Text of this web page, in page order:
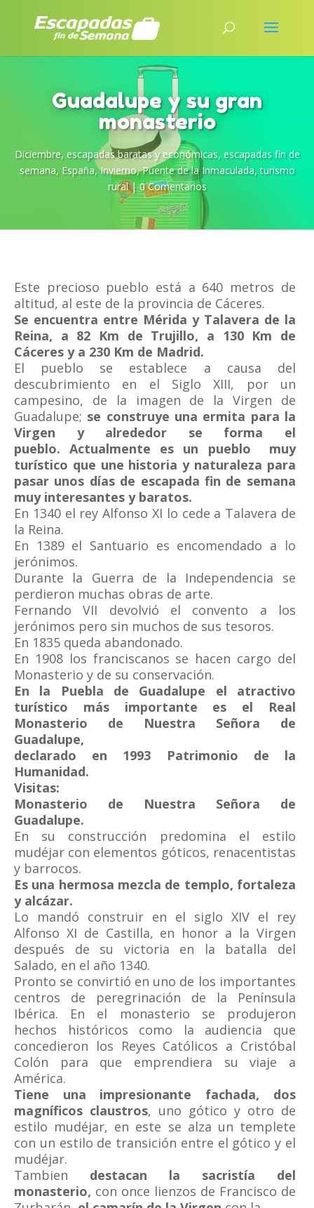
Guadalupe y su gran
monasterio
Diciembre, escapadas baratas y económicas, escapadas fin de
semana, España,Invierno,Puente de la Inmaculada,turismo
rural|0 Comentarios
Este precioso pueblo está a 640 metros de
altitud, al este de la provincia de Cáceres.
Se encuentra entre Mérida y Talavera de la
Reina, a 82 Km de Trujillo, a 130 Km de
Cáceres y a 230 Km de Madrid.
El pueblo se establece a causa del
descubrimiento en el Siglo XIII, por un
campesino, de la imagen de la Virgen de
Guadalupe; se construye una ermita para la
Virgen y alrededor se forma el
pueblo. Actualmente es un pueblo muy
turístico que une historia y naturaleza para
pasar unos días de escapada fin de semana
muy interesantes y baratos.
En 1340 el rey Alfonso XI lo cede a Talavera de
la Reina.
En 1389 el Santuario es encomendado a lo
jerónimos.
Durante la Guerra de la Independencia se
perdieron muchas obras de arte.
Fernando VII devolvió el convento a los
jerónimos pero sin muchos de sus tesoros.
En 1835 queda abandonado.
En 1908 los franciscanos se hacen cargo del
Monasterio y de su conservación.
En la Puebla de Guadalupe el atractivo
turístico más importante es el Real
Monasterio de Nuestra Señora de
Guadalupe,
declarado en 1993 Patrimonio de la
Humanidad.
Visitas:
Monasterio de Nuestra Señora de
Guadalupe.
En su construcción predomina el estilo
mudéjar con elementos góticos, renacentistas
y barrocos.
Es una hermosa mezcla de templo, fortaleza
y alcázar.
Lo mandó construir en el siglo XIV el rey
Alfonso XI de Castilla, en honor a la Virgen
después de su victoria en la batalla del
Salado, en el año 1340.
Pronto se convirtió en uno de los importantes
centros de peregrinación de la Península
Ibérica. En el monasterio se produjeron
hechos históricos como la audiencia que
concedieron los Reyes Católicos a Cristóbal
Colón para que emprendiera su viaje a
América.
Tiene una impresionante fachada, dos
magníficos claustros, uno gótico y otro de
estilo mudéjar, en este se alza un templete
con un estilo de transición entre el gótico y el
mudéjar.
Tambien destacan la sacristía del
monasterio, con once lienzos de Francisco de